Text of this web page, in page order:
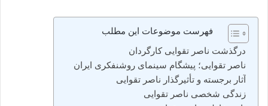
فهرست موضوعات این مطلب
درگذشت ناصر تقوایی کارگردان
ناصر تقوایی؛ پیشگام سینمای روشنفکری ایران
آثار برجسته و تأثیرگذار ناصر تقوایی
زندگی شخصی ناصر تقوایی